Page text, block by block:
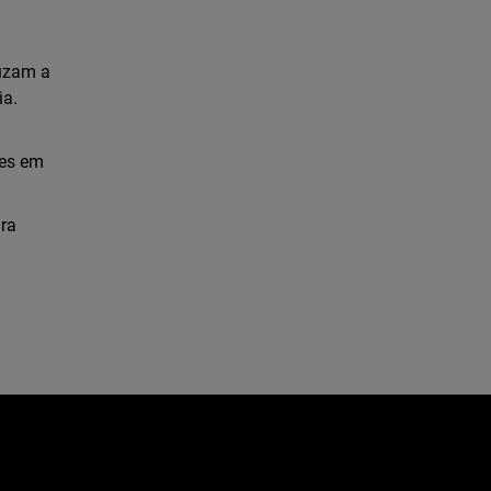
a
em